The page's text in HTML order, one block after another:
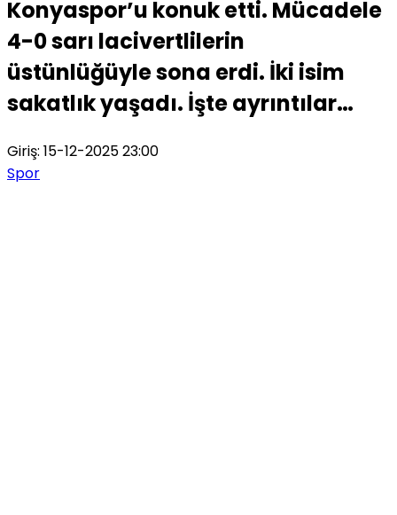
Konyaspor’u konuk etti. Mücadele
4-0 sarı lacivertlilerin
üstünlüğüyle sona erdi. İki isim
sakatlık yaşadı. İşte ayrıntılar…
Giriş: 15-12-2025 23:00
Spor